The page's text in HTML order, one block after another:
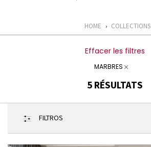
HOME › COLLECTIONS
Effacer les filtres
MARBRES
5RÉSULTATS
FILTROS